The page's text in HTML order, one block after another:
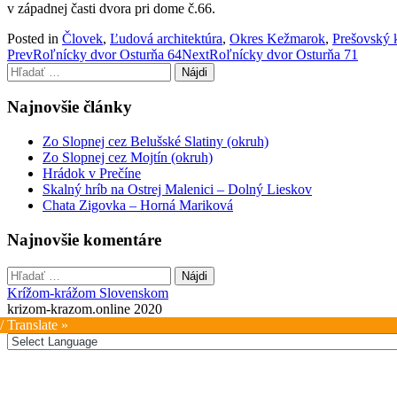
v západnej časti dvora pri dome č.66.
Posted in Človek, Ľudová architektúra, Okres Kežmarok, Prešovský
Post
navigation
PrevRoľnícky dvor Osturňa 64NextRoľnícky dvor Osturňa 71
Hľadať:
Najnovšie články
Zo Slopnej cez Belušské Slatiny (okruh)
Zo Slopnej cez Mojtín (okruh)
Hrádok v Prečíne
Skalný hríb na Ostrej Malenici – Dolný Lieskov
Chata Zigovka – Horná Mariková
Najnovšie komentáre
Hľadať:
Krížom-krážom Slovenskom
krizom-krazom.online 2020
Translate »